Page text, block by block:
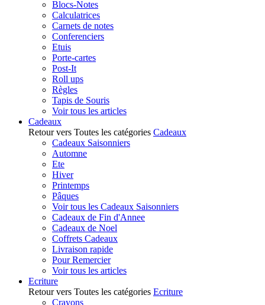
Blocs-Notes
Calculatrices
Carnets de notes
Conferenciers
Etuis
Porte-cartes
Post-It
Roll ups
Règles
Tapis de Souris
Voir tous les articles
Cadeaux
Retour vers Toutes les catégories Cadeaux
Cadeaux Saisonniers
Automne
Ete
Hiver
Printemps
Pâques
Voir tous les Cadeaux Saisonniers
Cadeaux de Fin d'Annee
Cadeaux de Noel
Coffrets Cadeaux
Livraison rapide
Pour Remercier
Voir tous les articles
Ecriture
Retour vers Toutes les catégories Ecriture
Crayons